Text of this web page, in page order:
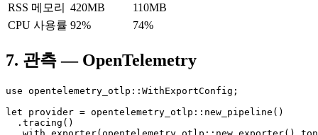
RSS 메모리
420MB
110MB
CPU 사용률 92% 74%
7. 관측 — OpenTelemetry
use opentelemetry_otlp::WithExportConfig;
let provider = opentelemetry_otlp::new_pipeline()
  .tracing()